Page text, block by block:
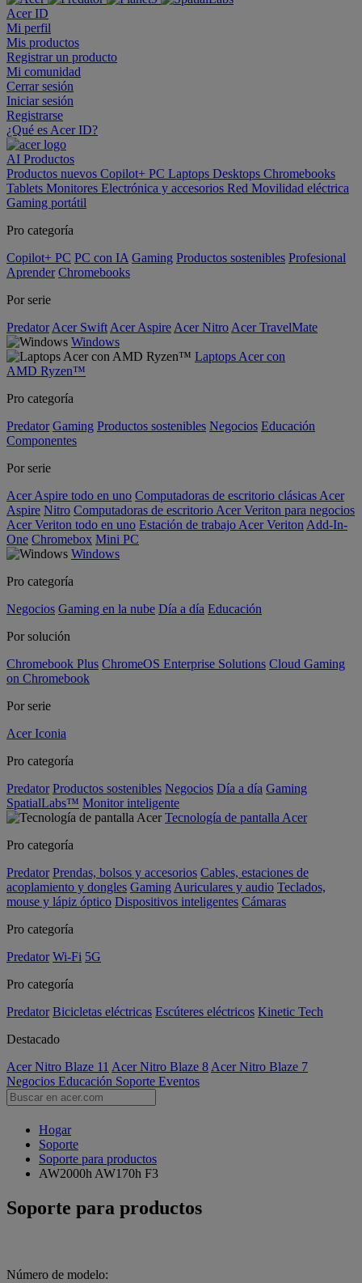
Acer ID
Mi perfil
Mis productos
Registrar un producto
Mi comunidad
Cerrar sesión
Iniciar sesión
Registrarse
¿Qué es Acer ID?
AI Productos
Productos nuevos Copilot+ PC Laptops Desktops Chromebooks
Tablets Monitores Electrónica y accesorios Red Movilidad eléctrica
Gaming portátil
Pro categoría
Copilot+ PC PC con IA Gaming Productos sostenibles Profesional
Aprender Chromebooks
Por serie
Predator Acer Swift Acer Aspire Acer Nitro Acer TravelMate
Windows
Laptops Acer con
AMD Ryzen™
Pro categoría
Predator Gaming Productos sostenibles Negocios Educación
Componentes
Por serie
Acer Aspire todo en uno Computadoras de escritorio clásicas Acer
Aspire Nitro Computadoras de escritorio Acer Veriton para negocios
Acer Veriton todo en uno Estación de trabajo Acer Veriton Add-In-
One Chromebox Mini PC
Windows
Pro categoría
Negocios Gaming en la nube Día a día Educación
Por solución
Chromebook Plus ChromeOS Enterprise Solutions Cloud Gaming
on Chromebook
Por serie
Acer Iconia
Pro categoría
Predator Productos sostenibles Negocios Día a día Gaming
SpatialLabs™ Monitor inteligente
Tecnología de pantalla Acer
Pro categoría
Predator Prendas, bolsos y accesorios Cables, estaciones de
acoplamiento y dongles Gaming Auriculares y audio Teclados,
mouse y lápiz óptico Dispositivos inteligentes Cámaras
Pro categoría
Predator Wi-Fi 5G
Pro categoría
Predator Bicicletas eléctricas Escúteres eléctricos Kinetic Tech
Destacado
Acer Nitro Blaze 11 Acer Nitro Blaze 8 Acer Nitro Blaze 7
Negocios Educación Soporte Eventos
Hogar
Soporte
Soporte para productos
AW2000h AW170h F3
Soporte para productos
Número de modelo: